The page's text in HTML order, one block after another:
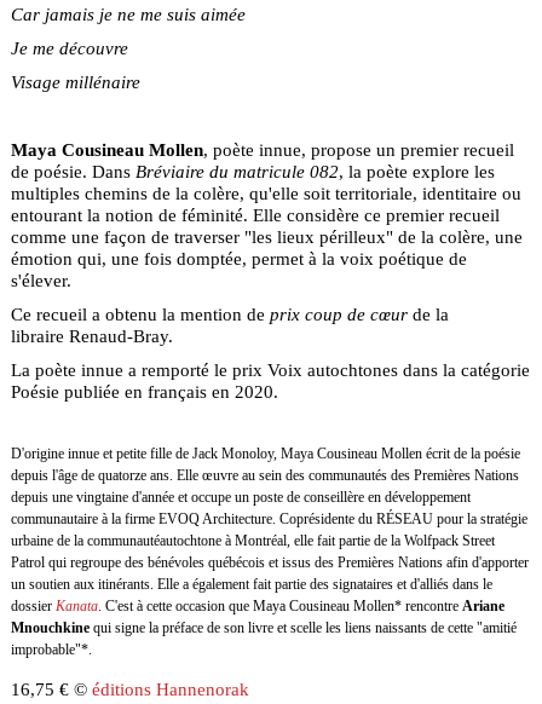
Car jamais je ne me suis aimée
Je me découvre
Visage millénaire
Maya Cousineau Mollen, poète innue, propose un premier recueil
de poésie. Dans Bréviaire du matricule 082, la poète explore les
multiples chemins de la colère, qu'elle soit territoriale, identitaire ou
entourant la notion de féminité. Elle considère ce premier recueil
comme une façon de traverser "les lieux périlleux" de la colère, une
émotion qui, une fois domptée, permet à la voix poétique de
s'élever.
Ce recueil a obtenu la mention de prix coup de cœurde la
libraire Renaud-Bray.
La poète innue a remporté le prix Voix autochtones dans la catégorie
Poésie publiée en français en 2020.
D'origine innue et petite fille de Jack Monoloy, Maya Cousineau Mollen écrit de la poésie
depuis l'âge de quatorze ans. Elle œuvre au sein des communautés des Premières Nations
depuis une vingtaine d'année et occupe un poste de conseillère en développement
communautaire à la firme EVOQ Architecture. Coprésidente du RÉSEAU pour la stratégie
urbaine de la communautéautochtone à Montréal, elle fait partie de la Wolfpack Street
Patrol qui regroupe des bénévoles québécois et issus des Premières Nations afin d'apporter
un soutien aux itinérants. Elle a également fait partie des signataires et d'alliés dans le
dossier Kanata. C'est à cette occasion que Maya Cousineau Mollen* rencontre Ariane
Mnouchkinequi signe la préface de son livre et scelle les liens naissants de cette "amitié
improbable"*.
16,75 € © éditions Hannenorak